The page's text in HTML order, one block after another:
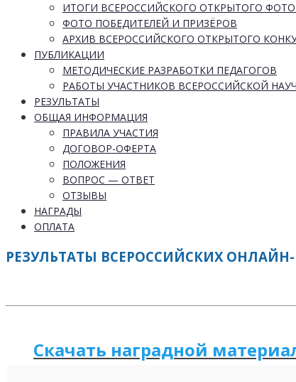
ИТОГИ ВСЕРОССИЙСКОГО ОТКРЫТОГО
ФОТО ПОБЕДИТЕЛЕЙ И ПРИЗЁРОВ
АРХИВ ВСЕРОССИЙСКОГО ОТКРЫТОГО
ПУБЛИКАЦИИ
МЕТОДИЧЕСКИЕ РАЗРАБОТКИ ПЕДАГОГОВ
РАБОТЫ УЧАСТНИКОВ ВСЕРОССИЙСКОЙ
РЕЗУЛЬТАТЫ
ОБЩАЯ ИНФОРМАЦИЯ
ПРАВИЛА УЧАСТИЯ
ДОГОВОР-ОФЕРТА
ПОЛОЖЕНИЯ
ВОПРОС — ОТВЕТ
ОТЗЫВЫ
НАГРАДЫ
ОПЛАТА
РЕЗУЛЬТАТЫ ВСЕРОССИЙСКИХ ОНЛАЙН-
Скачать наградной ма